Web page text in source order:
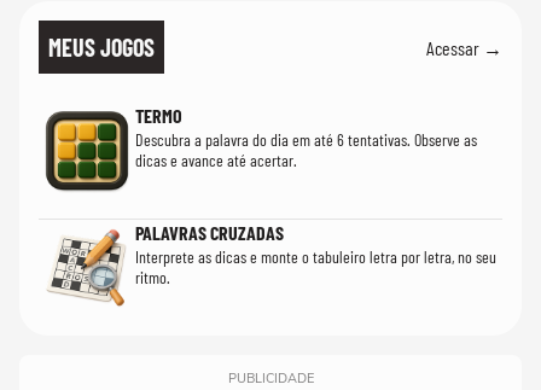
MEUS JOGOS Acessar →
TERMO
Descubra a palavra do dia em até 6 tentativas. Observe as
dicas e avance até acertar.
PALAVRAS CRUZADAS
Interprete as dicas e monte o tabuleiro letra por letra, no seu
ritmo.
PUBLICIDADE